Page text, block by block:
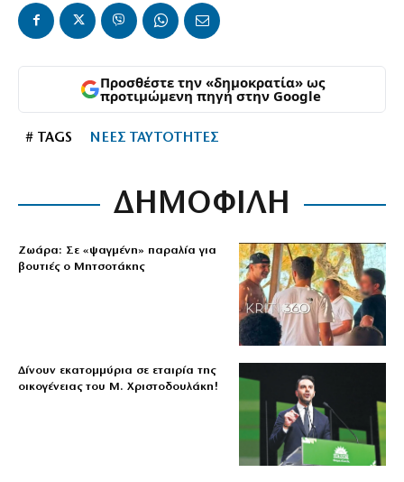
Προσθέστε την «δημοκρατία» ως
προτιμώμενη πηγή στην Google
# TAGS ΝΕΕΣ ΤΑΥΤΟΤΗΤΕΣ
ΔΗΜΟΦΙΛΗ
Ζωάρα: Σε «ψαγμένη» παραλία για
βουτιές ο Μητσοτάκης
Δίνουν εκατομμύρια σε εταιρία της
οικογένειας του Μ. Χριστοδουλάκη!